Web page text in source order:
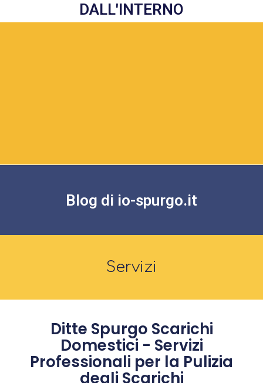
DALL'INTERNO
Blog di io-spurgo.it
Servizi
Ditte Spurgo Scarichi
Domestici - Servizi
Professionali per la Pulizia
degli Scarichi